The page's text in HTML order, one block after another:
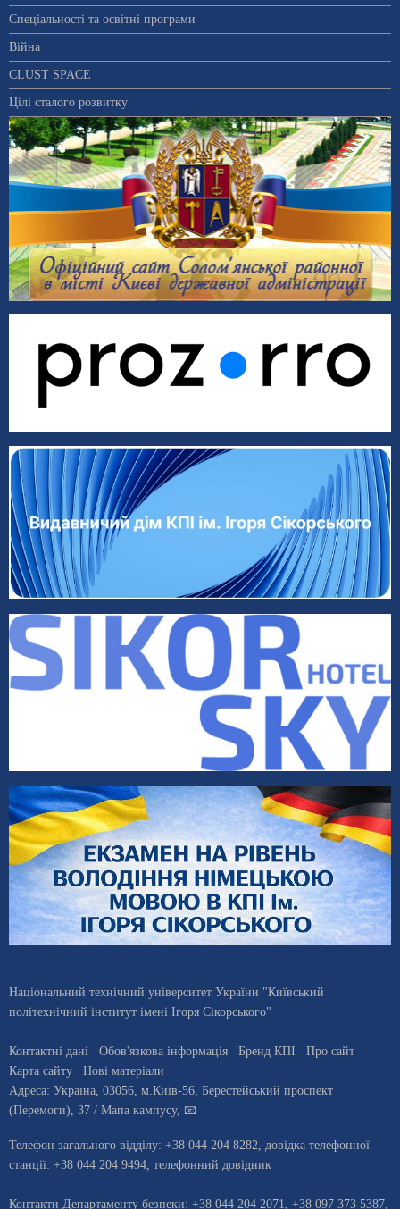
Спеціальності та освітні програми
Війна
CLUST SPACE
Цілі сталого розвитку
Національний технічний університет України "Київський
політехнічний інститут імені Ігоря Сікорського"
Контактні дані Обов'язкова інформація Бренд КПІ
Про сайт
Карта сайту
Нові матеріали
Адреса: Україна 03056 , м. Київ-56, Берестейський проспект
(Перемоги), 37 / Мапа кампусу, 📧
Телефон загального відділу: +38 044 204 8282 , довiдка телефонної
станцiї: +38 044 204 9494 телефонний довідник
Контакти Департаменту безпеки: +38 044 204 2071, +38 097 373 5387,